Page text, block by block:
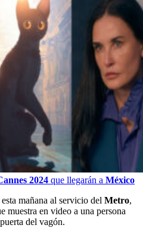
2024 que llegarán a México
mañana al servicio del Metro,
muestra en video a una persona
del vagón.